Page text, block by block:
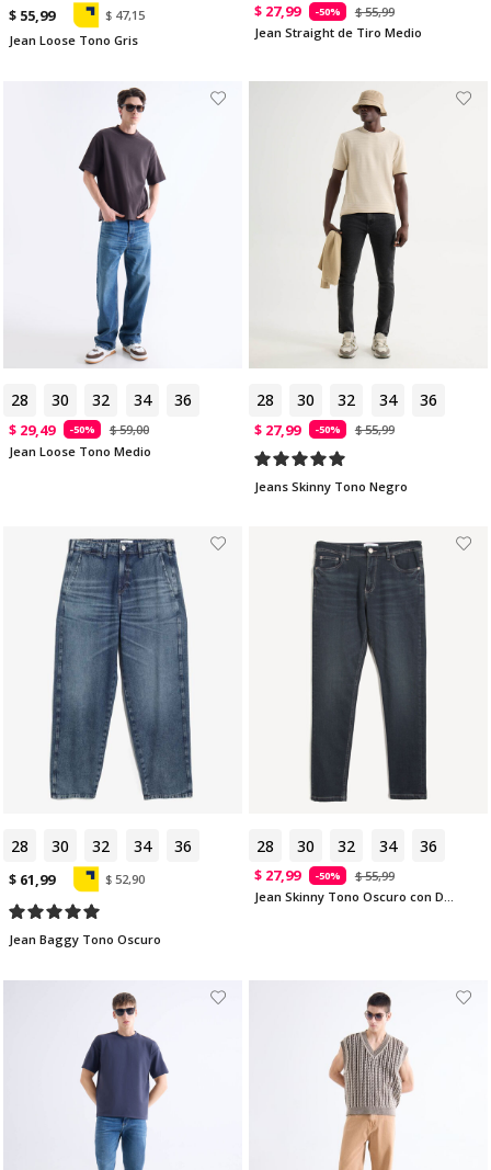
$ 55,99
$ 47,15
Jean Loose Tono Gris
$ 27,99 -50%
$ 55,99
Jean Straight de Tiro Medio
28 30 32 34 36
$ 29,49 -50%
$ 59,00
Jean Loose Tono Medio
28 30 32 34 36
$ 27,99 -50% $ 55,99
Jeans Skinny Tono Negro
28 30 32 34 36
$ 61,99 $ 52,90
Jean Baggy Tono Oscuro
28 30 32 34 36
$ 27,99 -50%
$ 55,99
Jean Skinny Tono Oscuro con Desgastes